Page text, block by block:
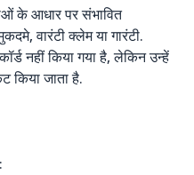
के आधार पर संभावित
वारंटी क्लेम या गारंटी.
नहीं किया गया है, लेकिन उन्हें
किया जाता है.